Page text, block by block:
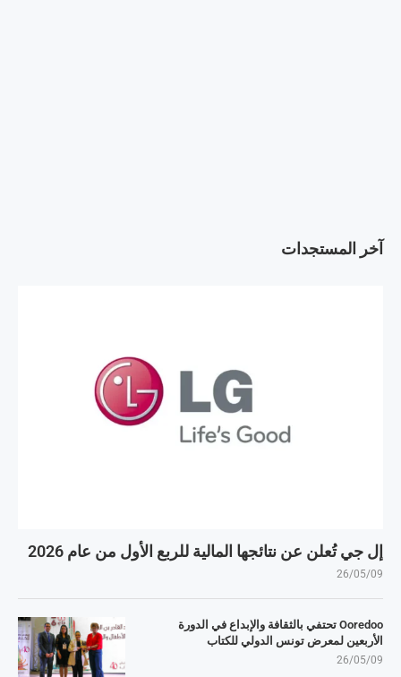
آخر المستجدات
إل جي تُعلن عن نتائجها المالية للربع الأول من عام 2026
26/05/09
Ooredoo تحتفي بالثقافة والإبداع في الدورة
الأربعين لمعرض تونس الدولي للكتاب
26/05/09